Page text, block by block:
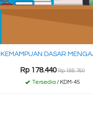
KEMAMPUAN DASAR
Rp 178.440 Rp 188.760
Tersedia / KDM-45